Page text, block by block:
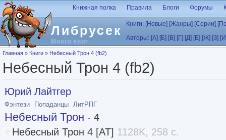
Перейти к основному содержанию
Либрусек
Много книг
Книжная полка Правила Блоги Форумы
Книги: [Новые] [Жанры] [Серии]
Авторы: [А] [Б] [В] [Г] [Д] [Е] [Ж] [З]
Вы здесь
Главная » Книги » Небесный Трон 4 (fb2)
Небесный Трон 4 (fb2)
Юрий Лайтгер
Фэнтези Попаданцы ЛитРПГ
Небесный Трон - 4
Небесный Трон 4 [AT] 1128K, 258 с.